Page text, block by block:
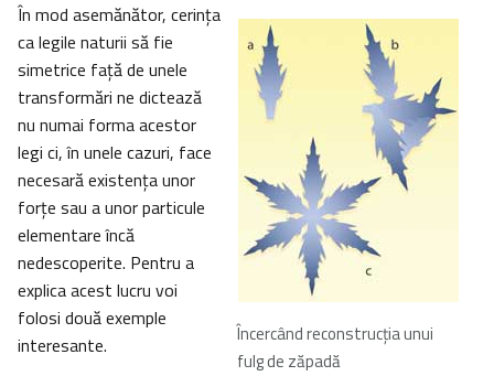
Încercând reconstrucţia unui
fulg de zăpadă
În mod asemănător, cerinţa
ca legile naturii să fie
simetrice faţă de unele
transformări ne dictează
nu numai forma acestor
legi ci, în unele cazuri, face
necesară existenţa unor
forţe sau a unor particule
elementare încă
nedescoperite. Pentru a
explica acest lucru voi
folosi două exemple
interesante.